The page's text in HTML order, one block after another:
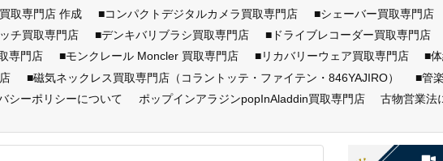
取専門店 作成 ■コンパクトデジタルカメラ買取専門店
■シェーバー買取専門店
チ買取専門店 ■デンキバリブラシ買取専門店 ■ドライブレコーダー買取専門店
専門店 ■モンクレール Moncler 買取専門店 ■リカバリーウェア買取専門店
■
■磁気ネックレス買取専門店（コラントッテ・ファイテン・846YAJIRO）
■管
シーポリシーについて ポップインアラジンpopInAladdin買取専門店
古物営業法